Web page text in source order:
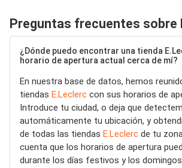
Preguntas frecuentes sobre
¿Dónde puedo encontrar una tienda
horario de apertura actual cerca de mí?
En nuestra base de datos, hemos
tiendas E.Leclerc con sus horarios de
Introduce tu ciudad, o deja que
automáticamente tu ubicación, y
de todas las tiendas E.Leclerc de tu
cuenta que los horarios de apertura
durante los días festivos y los